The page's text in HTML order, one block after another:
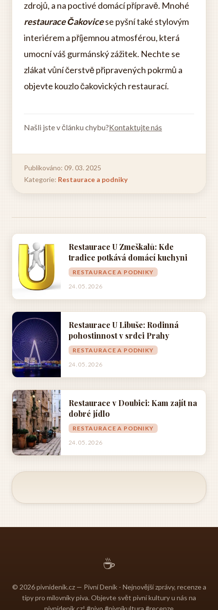
zdrojů, a na poctivé domácí přípravě. Mnohé
restaurace Čakovicese pyšní také stylovým
interiérem a příjemnou atmosférou, která
umocní váš gurmánský zážitek. Nechte se
zlákat vůní čerstvě připravených pokrmů a
objevte kouzlo čakovických restaurací.
Našli jste v článku chybu?Kontaktujte nás
Publikováno: 09. 03. 2025
Kategorie: Restaurace a podniky
Restaurace U Zmeškalů: Kde
tradice potkává domácí kuchyni
RESTAURACE A PODNIKY
24. 05. 2026
Restaurace U Libuše: Rodinná
pohostinnost v srdci Prahy
RESTAURACE A PODNIKY
24. 05. 2026
Restaurace v Doubici: Kam zajít na
dobré jídlo
RESTAURACE A PODNIKY
24. 05. 2026
☕
© 2026 pivnidenik.cz — Pivní Deník - Nejnovější zprávy, recenze a
tipy pro milovníky piva. Objevte svět pivní kultury u nás na
pivnidenik.cz! #pivo #pivníkultura #recenze